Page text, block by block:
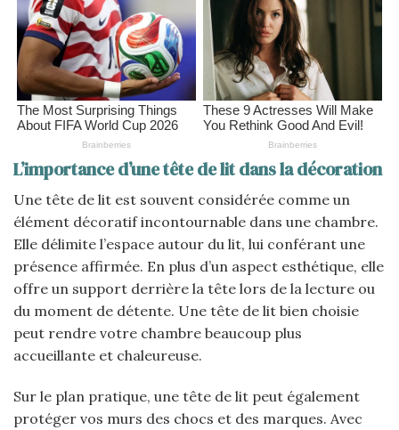
L’importance d’une tête de lit dans la décoration
Une tête de lit est souvent considérée comme un
élément décoratif incontournable dans une chambre.
Elle délimite l’espace autour du lit, lui conférant une
présence affirmée. En plus d’un aspect esthétique, elle
offre un support derrière la tête lors de la lecture ou
du moment de détente. Une tête de lit bien choisie
peut rendre votre chambre beaucoup plus
accueillante et chaleureuse.
Sur le plan pratique, une tête de lit peut également
protéger vos murs des chocs et des marques. Avec